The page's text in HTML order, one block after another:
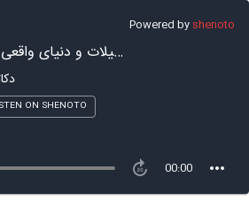
Powered byshenoto
تحصیلات و دنیای واقعی کار
ON SHENOTO
00:00